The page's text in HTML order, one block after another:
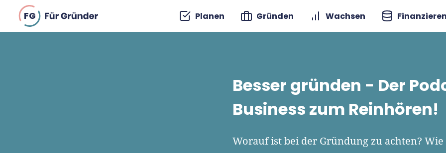
FG Planen Gründen Wachsen Finanzieren
Besser gründen - Der
Business zum Reinhören!
Worauf ist bei der Gründung zu achten?